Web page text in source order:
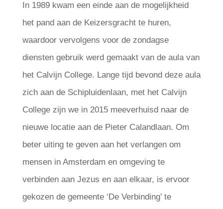
In 1989 kwam een einde aan de mogelijkheid
het pand aan de Keizersgracht te huren,
waardoor vervolgens voor de zondagse
diensten gebruik werd gemaakt van de aula van
het Calvijn College. Lange tijd bevond deze aula
zich aan de Schipluidenlaan, met het Calvijn
College zijn we in 2015 meeverhuisd naar de
nieuwe locatie aan de Pieter Calandlaan. Om
beter uiting te geven aan het verlangen om
mensen in Amsterdam en omgeving te
verbinden aan Jezus en aan elkaar, is ervoor
gekozen de gemeente ‘De Verbinding’ te